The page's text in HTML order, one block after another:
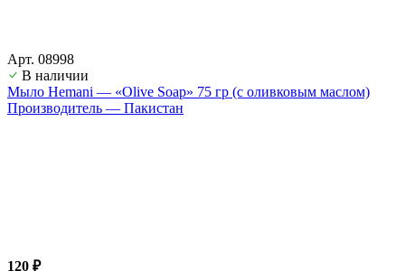
Арт. 08998
В наличии
Мыло Hemani — «Olive Soap» 75 гр (с оливковым маслом)
Производитель — Пакистан
120 ₽